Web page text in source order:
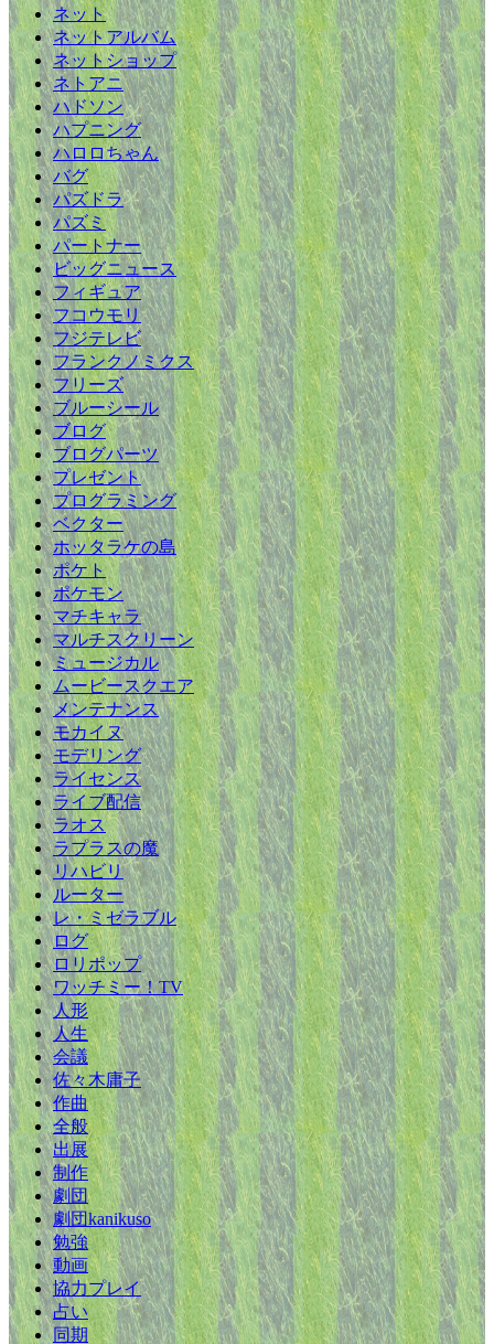
ネット
ネットアルバム
ネットショップ
ネトアニ
ハドソン
ハプニング
ハロロちゃん
バグ
パズドラ
パズミ
パートナー
ビッグニュース
フィギュア
フコウモリ
フジテレビ
フランクノミクス
フリーズ
ブルーシール
ブログ
ブログパーツ
プレゼント
プログラミング
ベクター
ホッタラケの島
ポケト
ポケモン
マチキャラ
マルチスクリーン
ミュージカル
ムービースクエア
メンテナンス
モカイヌ
モデリング
ライセンス
ライブ配信
ラオス
ラプラスの魔
リハビリ
ルーター
レ・ミゼラブル
ログ
ロリポップ
ワッチミー！TV
人形
人生
会議
佐々木庸子
作曲
全般
出展
制作
劇団
劇団kanikuso
勉強
動画
協力プレイ
占い
同期